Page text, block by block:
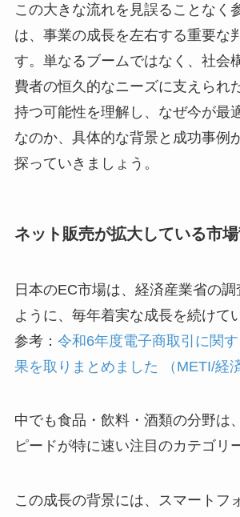
この大きな流れを見誤ることなく
は、事業の成長を左右する重要な
す。単なるブームではなく、社会
費者の恒久的なニーズに支えられ
持つ可能性を理解し、なぜ今が最
なのか、具体的な背景と成功事例
探っていきましょう。
ネット販売が拡大している市
日本のEC市場は、経済産業省の
ように、毎年着実な成長を続けて
参考： 令和6年度電子商取引に関
果を取りまとめました （METI/経
中でも食品・飲料・酒類の分野は
ピードが特に速い注目のカテゴリ
この成長の背景には、スマートフ